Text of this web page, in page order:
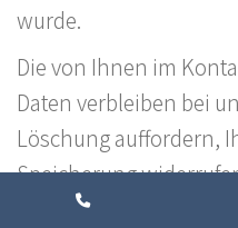
wurde.
Die von Ihnen im
Daten verbleiben bei
Löschung auffordern,
Speicherung
Datenspeicherung